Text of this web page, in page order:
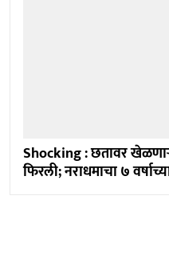
Shocking : छतावर
फिरली; नराधमाचा ७